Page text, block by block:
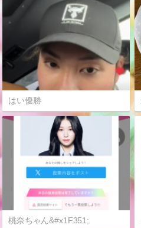
はい優勝
桃奈ちゃん&#x1F351;